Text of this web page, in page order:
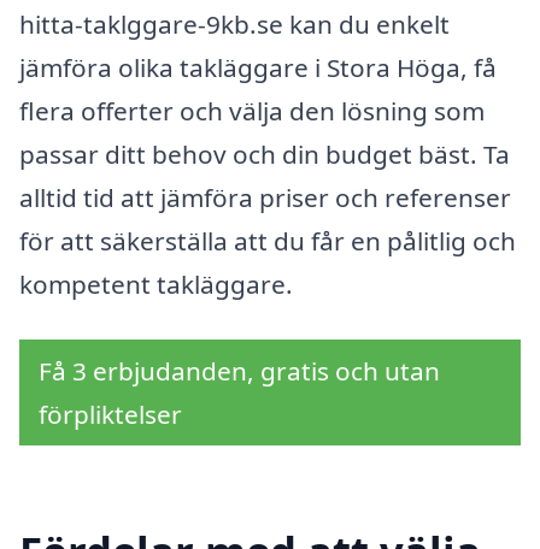
hitta-taklggare-9kb.se kan du enkelt
jämföra olika takläggare i Stora Höga, få
flera offerter och välja den lösning som
passar ditt behov och din budget bäst. Ta
alltid tid att jämföra priser och referenser
för att säkerställa att du får en pålitlig och
kompetent takläggare.
Få 3 erbjudanden, gratis och utan
förpliktelser